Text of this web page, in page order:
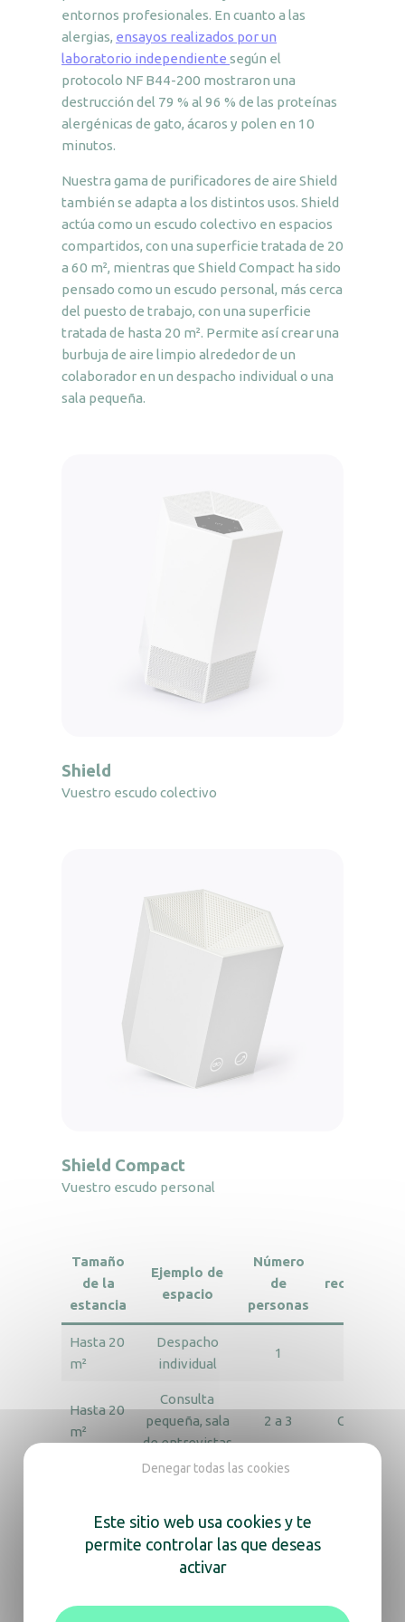
entornos profesionales. En cuanto a las
alergias, ensayos realizados por un
laboratorio independiente según el
protocolo NF B44-200 mostraron una
destrucción del 79 % al 96 % de las proteínas
alergénicas de gato, ácaros y polen en 10
minutos.
Nuestra gama de purificadores de aire Shield
también se adapta a los distintos usos. Shield
actúa como un escudo colectivo en espacios
compartidos, con una superficie tratada de 20
a 60 m², mientras que Shield Compact ha sido
pensado como un escudo personal, más cerca
del puesto de trabajo, con una superficie
tratada de hasta 20 m². Permite así crear una
burbuja de aire limpio alrededor de un
colaborador en un despacho individual o una
sala pequeña.
Shield
Vuestro escudo colectivo
Shield Compact
Vuestro escudo personal
Tamaño
de la
estancia
Ejemplo de
espacio
Número
de
personas
Hasta 20
m²
Despacho
individual
1
Hasta 20
m²
Consulta
pequeña, sala
de entrevistas
2 a 3
Compact
20 a 60
m²
Sala de
oficina
compartida,
recepción,
3 a 10
Este sitio web usa cookies y te
permite controlar las que deseas
activar
Denegar todas las cookies